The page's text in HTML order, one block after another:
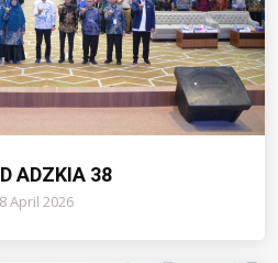
ADZKIA 38
April 2026